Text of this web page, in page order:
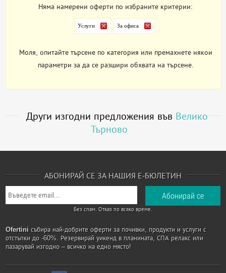
Няма намерени оферти по избраните критерии:
Услуги За офиса
Моля, опитайте търсене по категория или премахнете някои
параметри за да се разшири обхвата на търсене.
Други изгодни предложения във Велико
Търново
АБОНИРАЙ СЕ ЗА НАШИЯ Е-БЮЛЕТИН
Без спам. Отказ по всяко време.
Ofertini събира най-добрите оферти за почивки, продукти и услуги с
отстъпки до -60%. Резервирай уикенд в планината, СПА релакс или
пазарувай изгодно – всичко на едно място!